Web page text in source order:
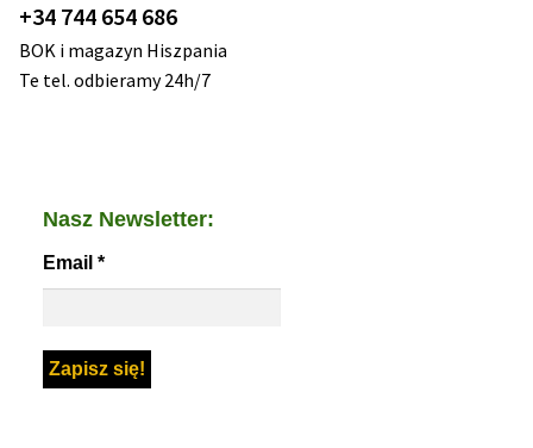
+34 744 654 686
BOK i magazyn Hiszpania
Te tel. odbieramy 24h/7
Nasz Newsletter:
Email *